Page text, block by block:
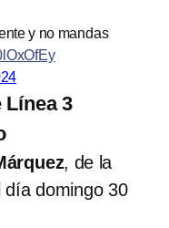
y no mandas
Línea 3
, de la
día domingo 30